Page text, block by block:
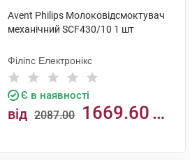
Avent Philips Молоковідсмоктувач
механічний SCF430/10 1 шт
Філіпс Електронікс
Є в наявності
від 2087.00 1669.60